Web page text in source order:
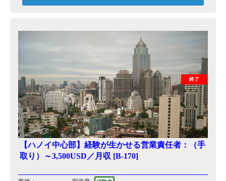
終了
【ハノイ中心部】経験が生かせる営業責任者：（手
取り）～3,500USD／月収 [B-170]